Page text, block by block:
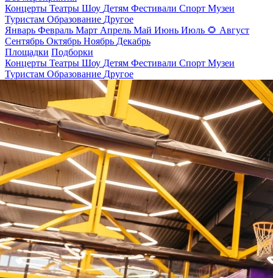
Концерты Театры Шоу Детям Фестивали Спорт Музеи
Туристам Образование Другое
Январь Февраль Март Апрель Май Июнь Июль 🌻 Август
Сентябрь Октябрь Ноябрь Декабрь
Площадки Подборки
Концерты Театры Шоу Детям Фестивали Спорт Музеи
Туристам Образование Другое